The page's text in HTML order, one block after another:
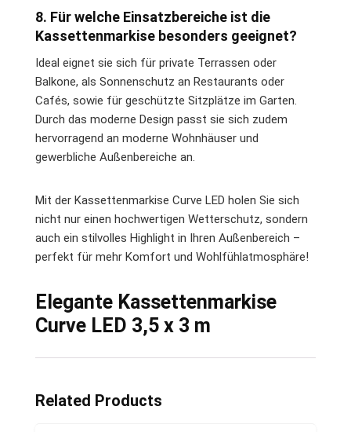
8. Für welche Einsatzbereiche ist die
Kassettenmarkise besonders geeignet?
Ideal eignet sie sich für private Terrassen oder
Balkone, als Sonnenschutz an Restaurants oder
Cafés, sowie für geschützte Sitzplätze im Garten.
Durch das moderne Design passt sie sich zudem
hervorragend an moderne Wohnhäuser und
gewerbliche Außenbereiche an.
Mit der Kassettenmarkise Curve LED holen Sie sich
nicht nur einen hochwertigen Wetterschutz, sondern
auch ein stilvolles Highlight in Ihren Außenbereich –
perfekt für mehr Komfort und Wohlfühlatmosphäre!
Elegante Kassettenmarkise
Curve LED 3,5 x 3 m
Related Products